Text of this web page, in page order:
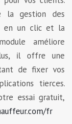
la gestion des
en un clic et la
améliore
il offre une
de fixer vos
tierces.
essai gratuit,
fr